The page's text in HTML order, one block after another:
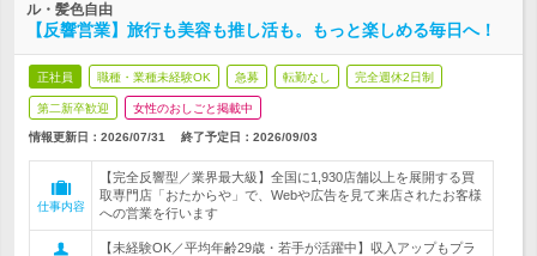
ル・髪色自由
【反響営業】旅行も美容も推し活も。もっと楽しめる毎日へ！
正社員 職種・業種未経験OK 急募 転勤なし 完全週休2日制
第二新卒歓迎 女性のおしごと掲載中
情報更新日：2026/07/31 終了予定日： 2026/09/03
仕事内容
【完全反響型／業界最大級】全国に1,930店舗以上を展開する買
取専門店「おたからや」で、Webや広告を見て来店されたお客様
への営業を行います
【未経験OK／平均年齢29歳・若手が活躍中】収入アップもプラ